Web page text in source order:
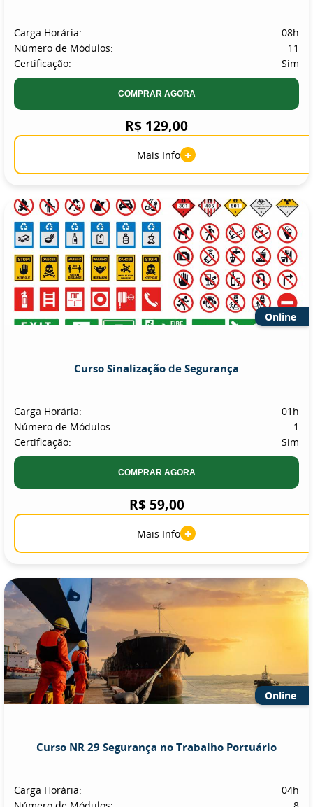
Carga Horária:
08h
Número de Módulos:
11
Certificação:
Sim
COMPRAR AGORA
R$ 129,00
Mais Info +
Online
Curso Sinalização de Segurança
Carga Horária:
01h
Número de Módulos:
1
Certificação:
Sim
COMPRAR AGORA
R$ 59,00
Mais Info +
Online
Curso NR 29 Segurança no Trabalho Portuário
Carga Horária:
04h